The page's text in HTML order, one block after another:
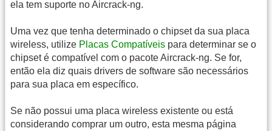
ela tem suporte no Aircrack-ng.
Uma vez que tenha determinado o chipset da sua placa
wireless, utilize Placas Compatíveis para determinar se o
chipset é compatível com o pacote Aircrack-ng. Se for,
então ela diz quais drivers de software são necessários
para sua placa em específico.
Se não possui uma placa wireless existente ou está
considerando comprar um outro, esta mesma página